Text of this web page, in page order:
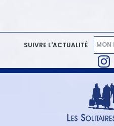
SUIVRE L'ACTUALITÉ